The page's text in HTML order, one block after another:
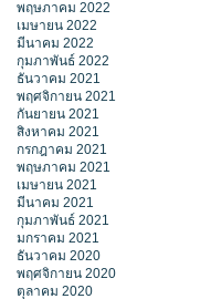
พฤษภาคม 2022
เมษายน 2022
มีนาคม 2022
กุมภาพันธ์ 2022
ธันวาคม 2021
พฤศจิกายน 2021
กันยายน 2021
สิงหาคม 2021
กรกฎาคม 2021
พฤษภาคม 2021
เมษายน 2021
มีนาคม 2021
กุมภาพันธ์ 2021
มกราคม 2021
ธันวาคม 2020
พฤศจิกายน 2020
ตุลาคม 2020